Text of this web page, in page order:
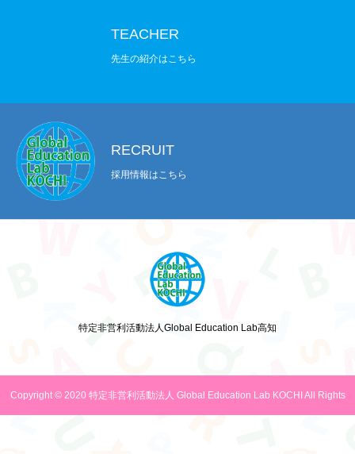
TEACHER
先生の紹介はこちら
RECRUIT
採用情報はこちら
特定非営利活動法人Global Education Lab高知
Copyright © 2020 特定非営利活動法人 Global Education Lab KOCHI All Rights